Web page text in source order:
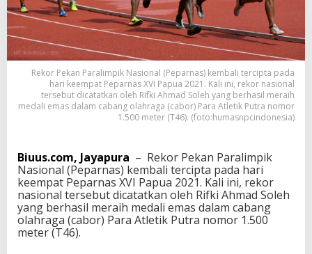
d
U
k
r
R
e
k
o
r
r
i
C
a
b
o
Rekor Pekan Paralimpik Nasional (Peparnas) kembali tercipta pada
hari keempat Peparnas XVI Papua 2021. Kali ini, rekor nasional
tersebut dicatatkan oleh Rifki Ahmad Soleh yang berhasil meraih
medali emas dalam cabang olahraga (cabor) Para Atletik Putra nomor
1.500 meter (T46). (foto:humasnpcindonesia)
Biuus.com, Jayapura – Rekor Pekan Paralimpik
Nasional (Peparnas) kembali tercipta pada hari
keempat Peparnas XVI Papua 2021. Kali ini, rekor
nasional tersebut dicatatkan oleh Rifki Ahmad Soleh
yang berhasil meraih medali emas dalam cabang
olahraga (cabor) Para Atletik Putra nomor 1.500
meter (T46).